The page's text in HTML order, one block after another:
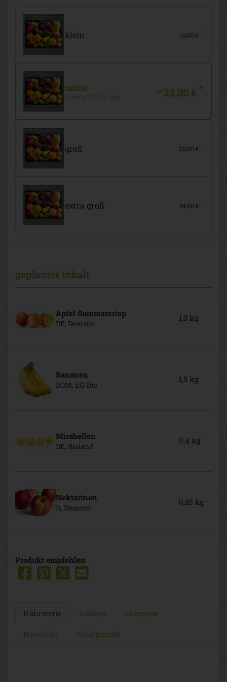
klein 16,00 € *
mittel
1 * mittel (22,00 € / Stk) 22,00 € *
groß 28,00 € *
extra groß 34,00 € *
geplanter Inhalt
Apfel Summercrisp
DE, Demeter
1,3 kg
Bananen
DOM, EG-Bio
1,5 kg
Mirabellen
DE, Bioland
0,4 kg
Nektarinen
It, Demeter
0,85 kg
Produkt empfehlen
Nährwerte Zutaten Allergene
Hersteller Inhaltsstoffe